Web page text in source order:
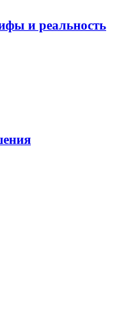
и реальность